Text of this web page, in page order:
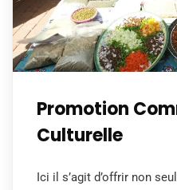
Promotion
Culturelle
Ici il s’agit d’offrir non